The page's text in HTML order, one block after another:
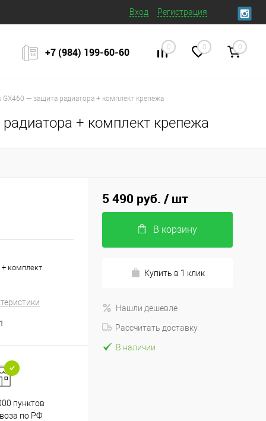
Вход Регистрация
+7 (984) 199‒60‒60 0 0 0
--- защита радиатора + комплект крепежа
+ комплект крепежа
+ комплект
пунктов
по РФ
5 490 руб. / шт
В корзину
Купить в 1 клик
Нашли дешевле
Рассчитать доставку
В наличии